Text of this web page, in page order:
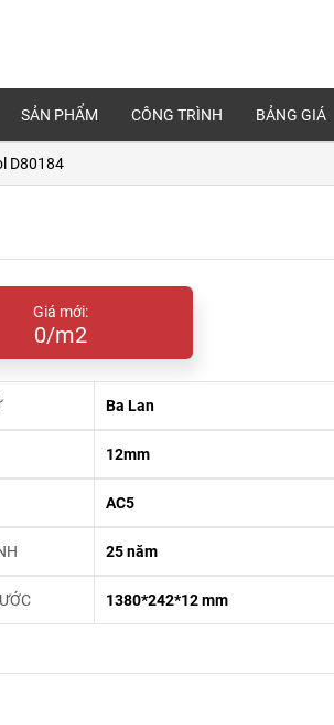
SẢN PHẨM CÔNG TRÌNH BẢNG GIÁ
D80184
Giá mới:
0/m2
Ba Lan
12mm
AC5
25 năm
1380*242*12 mm